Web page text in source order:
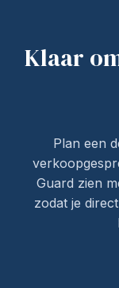
Klaar
Plan een
Guard zien
zodat je